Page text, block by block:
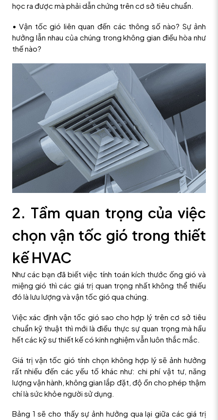
học ra được mà phải dẫn chứng trên cơ sở tiêu chuẩn.
• Vận tốc gió liên quan đến các thông số nào? Sự ảnh
hưởng lẫn nhau của chúng trong không gian điều hòa như
thế nào?
2. Tầm quan trọng của việc
chọn vận tốc gió trong thiết
kế HVAC
Như các bạn đã biết việc tính toán kích thước ống gió và
miệng gió thì các giá trị quan trọng nhất không thể thiếu
đó là lưu lượng và vận tốc gió qua chúng.
Việc xác định vận tốc gió sao cho hợp lý trên cơ sở tiêu
chuẩn kỹ thuật thì mới là điều thực sự quan trọng mà hầu
hết các kỹ sư thiết kế có kinh nghiệm vẫn luôn thắc mắc.
Giá trị vận tốc gió tính chọn không hợp lý sẽ ảnh hưởng
rất nhiều đến các yếu tố khác như: chi phí vật tư, năng
lượng vận hành, không gian lắp đặt, độ ồn cho phép thậm
chí là sức khỏe người sử dụng.
Bảng 1 sẽ cho thấy sự ảnh hưởng qua lại giữa các giá trị